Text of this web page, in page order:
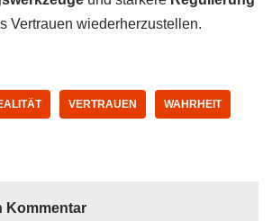
Vertrauen wiederherzustellen.
VERTRAUEN WAHRHEIT
Kommentar